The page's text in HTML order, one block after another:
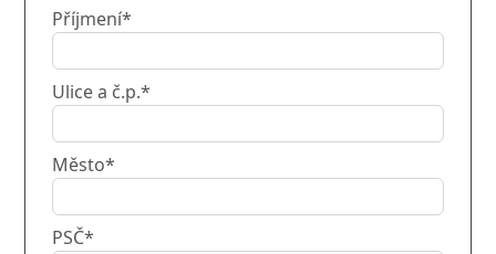
Příjmení*
Ulice a č.p.*
Město*
PSČ*